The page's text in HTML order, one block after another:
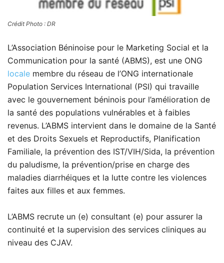
Crédit Photo : DR
L’Association Béninoise pour le Marketing Social et la
Communication pour la santé (ABMS), est une ONG
locale membre du réseau de l’ONG internationale
Population Services International (PSI) qui travaille
avec le gouvernement béninois pour l’amélioration de
la santé des populations vulnérables et à faibles
revenus. L’ABMS intervient dans le domaine de la Santé
et des Droits Sexuels et Reproductifs, Planification
Familiale, la prévention des IST/VIH/Sida, la prévention
du paludisme, la prévention/prise en charge des
maladies diarrhéiques et la lutte contre les violences
faites aux filles et aux femmes.
L’ABMS recrute un (e) consultant (e) pour assurer la
continuité et la supervision des services cliniques au
niveau des CJAV.